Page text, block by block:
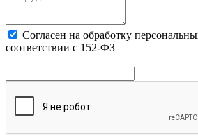
Cогласен на обработку
соответствии с 152-ФЗ